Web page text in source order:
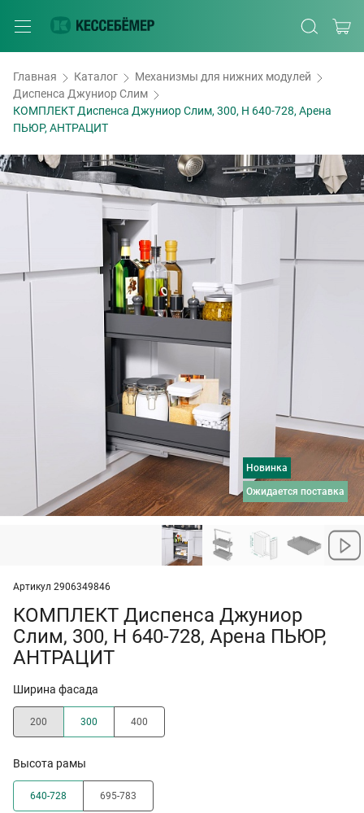
Главная Каталог
Механизмы для нижних модулей
Диспенса Джуниор Слим
КОМПЛЕКТ Диспенса Джуниор Слим, 300, H 640-728, Арена
ПЬЮР, АНТРАЦИТ
Новинка
ожидается поставка
Артикул 2906349846
КОМПЛЕКТ Диспенса Джуниор
Слим, 300, H 640-728, Арена ПЬЮР,
АНТРАЦИТ
Ширина фасада
200 300 400
Высота рамы
640-728 695-783